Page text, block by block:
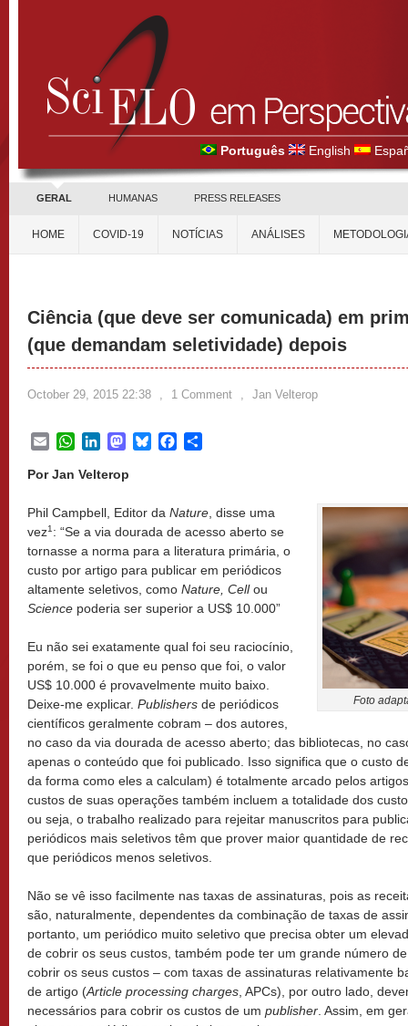
Português English
GERAL HUMANAS PRESS RELEASES
HOME COVID-19 NOTÍCIAS ANÁLISES
Ciência (que deve ser comunicada) em
(que demandam seletividade) depois
October 29, 2015 22:38 , 1 Comment , Jan Velterop
EmailWhatsApp
LinkedInMastodon
BlueskyFacebook
Por Jan Velterop
Foto
Phil Campbell, Editor da Nature , disse uma
vez1 : “Se a via dourada de acesso aberto se
tornasse a norma para a literatura primária, o
custo por artigo para publicar em periódicos
altamente seletivos, como Nature, Cellou
Science poderia ser superior a US$ 10.000”
Eu não sei exatamente qual foi seu raciocínio,
porém, se foi o que eu penso que foi, o valor
US$ 10.000 é provavelmente muito baixo.
Deixe-me explicar. Publishers de periódicos
científicos geralmente cobram – dos autores,
no caso da via dourada de acesso aberto; das bibliotecas, no
apenas o conteúdo que foi publicado. Isso significa que o custo
da forma como eles a calculam) é totalmente arcado pelos
custos de suas operações também incluem a totalidade dos
ou seja, o trabalho realizado para rejeitar manuscritos para
periódicos mais seletivos têm que prover maior quantidade de
que periódicos menos seletivos.
Não se vê isso facilmente nas taxas de assinaturas, pois as
são, naturalmente, dependentes da combinação de taxas de
portanto, um periódico muito seletivo que precisa obter um
de cobrir os seus custos, também pode ter um grande número
cobrir os seus custos – com taxas de assinaturas relativamente
de artigo (Article processing charges , APCs), por outro lado,
necessários para cobrir os custos de um publisher . Assim, em